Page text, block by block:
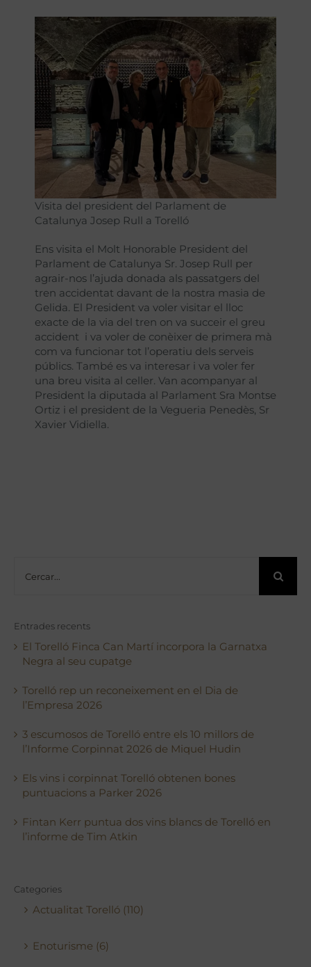
Visita del president del Parlament de
Catalunya Josep Rull a Torelló
Ens visita el Molt Honorable President del
Parlament de Catalunya Sr. Josep Rull per
agrair-nos l’ajuda donada als passatgers del
tren accidentat davant de la nostra masia de
Gelida. El President va voler visitar el lloc
exacte de la via del tren on va succeir el greu
accident i va voler de conèixer de primera mà
com va funcionar tot l’operatiu dels serveis
públics. També es va interesar i va voler fer
una breu visita al celler. Van acompanyar al
President la diputada al Parlament Sra Montse
Ortiz i el president de la Vegueria Penedès, Sr
Xavier Vidiella.
Entrades recents
El Torelló Finca Can Martí incorpora la Garnatxa
Negra al seu cupatge
Torelló rep un reconeixement en el Dia de
l’Empresa 2026
3 escumosos de Torelló entre els 10 millors de
l’Informe Corpinnat 2026 de Miquel Hudin
Els vins i corpinnat Torelló obtenen bones
puntuacions a Parker 2026
Fintan Kerr puntua dos vins blancs de Torelló en
l’informe de Tim Atkin
Categories
Actualitat Torelló (110)
Enoturisme (6)